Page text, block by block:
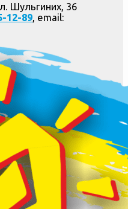
Шульгиних, 36
12-89, email: